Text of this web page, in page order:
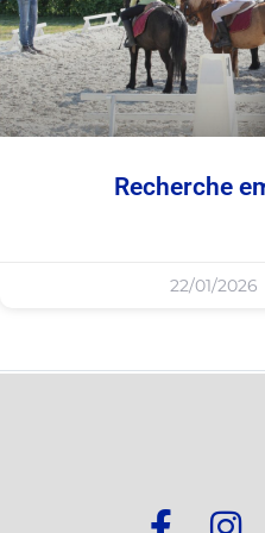
Recherche
22/01/2026